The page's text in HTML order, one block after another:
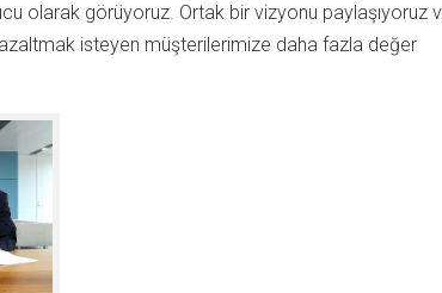
olarak görüyoruz. Ortak bir vizyonu paylaşıyoruz
isteyen müşterilerimize daha fazla değer